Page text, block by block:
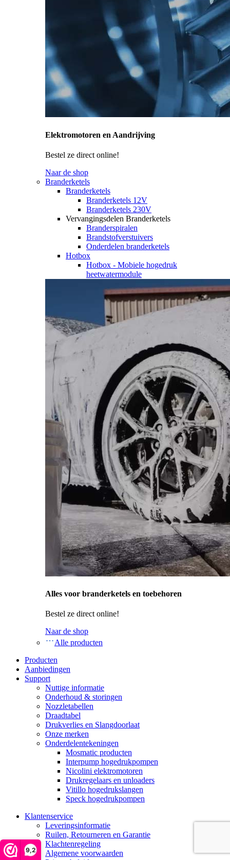
9,2
Elektromotoren en Aandrijving
Bestel ze direct online!
Naar de shop
Branderketels
Branderketels
Branderketels 12V
Branderketels 230V
Vervangingsdelen Branderketels
Branderspiralen
Brandstofverstuivers
Onderdelen branderketels
Hotbox
Hotbox - Mobiele hogedruk
heetwatermodule
Alles voor branderketels en toebehoren
Bestel ze direct online!
Naar de shop
Alle producten
Producten
Aanbiedingen
Support
Nuttige informatie
Onderhoud & storingen
Nozzletabellen
Draadtabel
Drukverlies en Slangdoorlaat
Onze merken
Onderdelentekeningen
Mosmatic producten
Interpump hogedrukpompen
Nicolini elektromotoren
Drukregelaars en unloaders
Vitillo hogedrukslangen
Speck hogedrukpompen
Klantenservice
Leveringsinformatie
Ruilen, Retourneren en Garantie
Klachtenregeling
Algemene voorwaarden